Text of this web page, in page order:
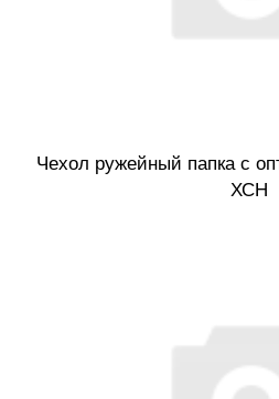
Чехол ружейный папка с
ХСН